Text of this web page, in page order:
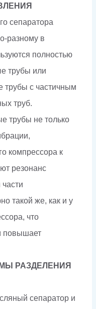
сепаратора
разному в
полностью
трубы или
трубы с частичным
труб.
трубы не только
компрессора к
резонанс
такой же, как и у
что
повышает
РАЗДЕЛЕНИЯ
сепаратор и